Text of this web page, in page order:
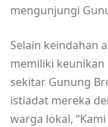
mengunjungi
Selain keindahan
memiliki
sekitar Gunung
istiadat mereka
warga lokal,